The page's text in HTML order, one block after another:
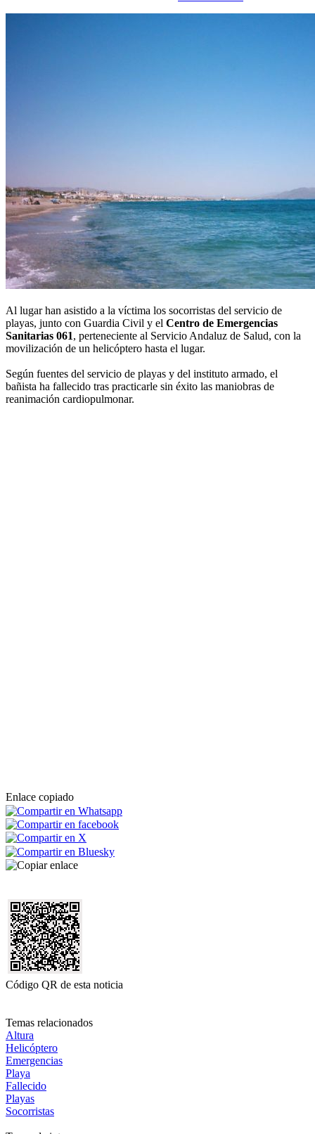
Al lugar han asistido a la víctima los socorristas del servicio de
playas, junto con Guardia Civil y el Centro de Emergencias
Sanitarias 061, perteneciente al Servicio Andaluz de Salud, con la
movilización de un helicóptero hasta el lugar.
Según fuentes del servicio de playas y del instituto armado, el
bañista ha fallecido tras practicarle sin éxito las maniobras de
reanimación cardiopulmonar.
Enlace copiado
Código QR de esta noticia
Temas relacionados
Altura
Helicóptero
Emergencias
Playa
Fallecido
Playas
Socorristas